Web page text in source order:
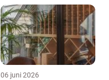
06 juni 2026